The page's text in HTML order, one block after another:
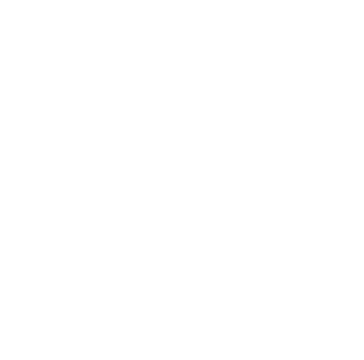
la columna
con una gama
analizadas, te
que serán